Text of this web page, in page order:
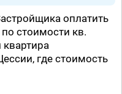
оплатить
стоимости кв.
где стоимость